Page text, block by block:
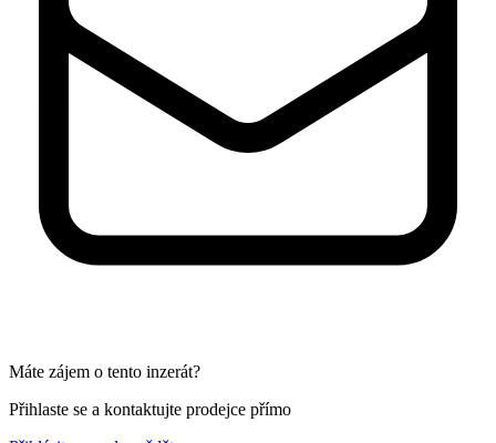
Máte zájem o tento inzerát?
Přihlaste se a kontaktujte prodejce přímo